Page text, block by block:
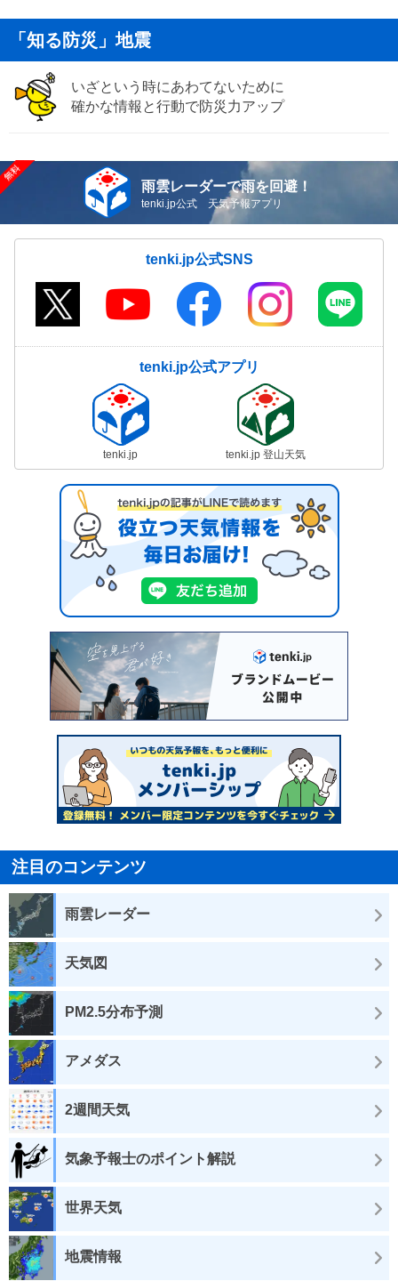
「知る防災」地震
いざという時にあわてないために
確かな情報と行動で防災力アップ
雨雲レーダーで雨を回避！
tenki.jp公式 天気予報アプリ
tenki.jp公式SNS
tenki.jp公式アプリ
tenki.jp tenki.jp 登山天気
注目のコンテンツ
雨雲レーダー
天気図
PM2.5分布予測
アメダス
2週間天気
気象予報士のポイント解説
世界天気
地震情報